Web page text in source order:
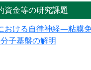
資金等の研究課題
おける自律神経―粘膜
子基盤の解明